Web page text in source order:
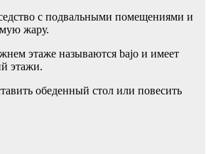
с подвальными помещениями и
жару.
этаже называются bajo и имеет
этажи.
обеденный стол или повесить